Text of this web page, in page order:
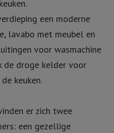
een moderne
lavabo met meubel en
voor wasmachine
de droge kelder voor
keuken.
er zich twee
een gezellige